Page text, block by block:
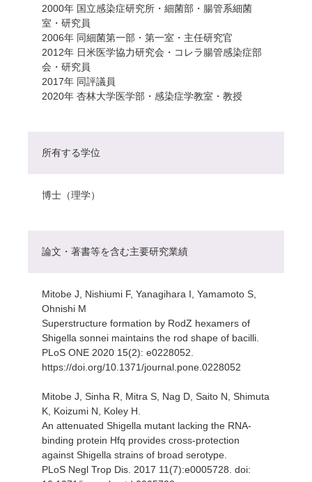
2000年 国立感染症研究所・細菌部・腸管系細菌
室・研究員
2006年 同細菌第一部・第一室・主任研究官
2012年 日米医学協力研究会・コレラ腸管感染症部
会・研究員
2017年 同評議員
2020年 杏林大学医学部・感染症学教室・教授
所有する学位
博士（理学）
論文・著書等を含む主要研究業績
Mitobe J, Nishiumi F, Yanagihara I, Yamamoto S,
Ohnishi M
Superstructure formation by RodZ hexamers of
Shigella sonnei maintains the rod shape of bacilli.
PLoS ONE 2020 15(2): e0228052.
https://doi.org/10.1371/journal.pone.0228052
Mitobe J, Sinha R, Mitra S, Nag D, Saito N, Shimuta
K, Koizumi N, Koley H.
An attenuated Shigella mutant lacking the RNA-
binding protein Hfq provides cross-protection
against Shigella strains of broad serotype.
PLoS Negl Trop Dis. 2017 11(7):e0005728. doi: